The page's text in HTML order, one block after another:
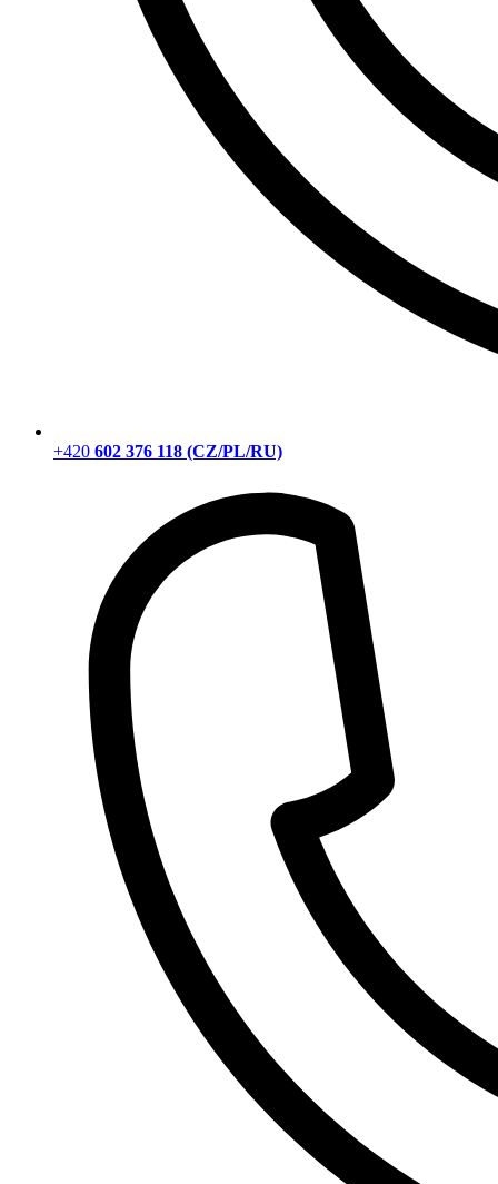
+420 602 376 118 (CZ/PL/RU)